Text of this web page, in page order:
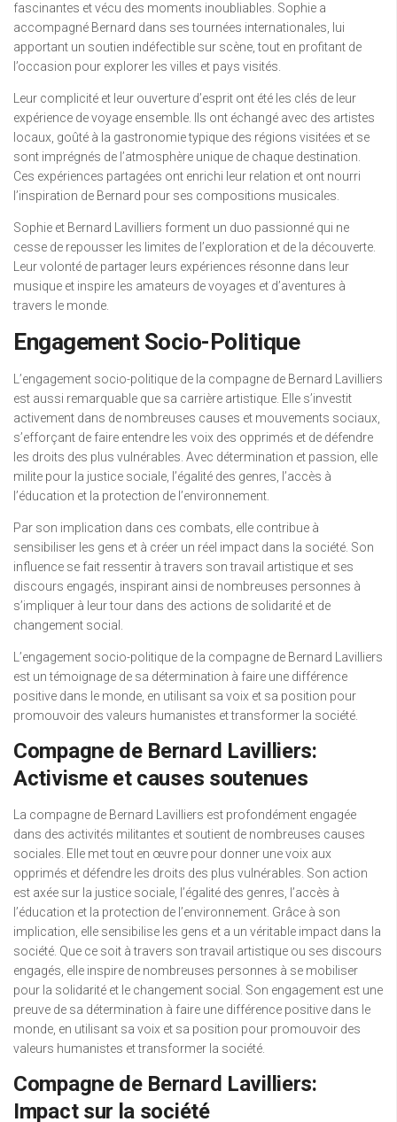
fascinantes et vécu des moments inoubliables. Sophie a
accompagné Bernard dans ses tournées internationales, lui
apportant un soutien indéfectible sur scène, tout en profitant de
l’occasion pour explorer les villes et pays visités.
Leur complicité et leur ouverture d’esprit ont été les clés de leur
expérience de voyage ensemble. Ils ont échangé avec des artistes
locaux, goûté à la gastronomie typique des régions visitées et se
sont imprégnés de l’atmosphère unique de chaque destination.
Ces expériences partagées ont enrichi leur relation et ont nourri
l’inspiration de Bernard pour ses compositions musicales.
Sophie et Bernard Lavilliers forment un duo passionné qui ne
cesse de repousser les limites de l’exploration et de la découverte.
Leur volonté de partager leurs expériences résonne dans leur
musique et inspire les amateurs de voyages et d’aventures à
travers le monde.
Engagement Socio-Politique
L’engagement socio-politique de la compagne de Bernard Lavilliers
est aussi remarquable que sa carrière artistique. Elle s’investit
activement dans de nombreuses causes et mouvements sociaux,
s’efforçant de faire entendre les voix des opprimés et de défendre
les droits des plus vulnérables. Avec détermination et passion, elle
milite pour la justice sociale, l’égalité des genres, l’accès à
l’éducation et la protection de l’environnement.
Par son implication dans ces combats, elle contribue à
sensibiliser les gens et à créer un réel impact dans la société. Son
influence se fait ressentir à travers son travail artistique et ses
discours engagés, inspirant ainsi de nombreuses personnes à
s’impliquer à leur tour dans des actions de solidarité et de
changement social.
L’engagement socio-politique de la compagne de Bernard Lavilliers
est un témoignage de sa détermination à faire une différence
positive dans le monde, en utilisant sa voix et sa position pour
promouvoir des valeurs humanistes et transformer la société.
Compagne de Bernard Lavilliers:
Activisme et causes soutenues
La compagne de Bernard Lavilliers est profondément engagée
dans des activités militantes et soutient de nombreuses causes
sociales. Elle met tout en œuvre pour donner une voix aux
opprimés et défendre les droits des plus vulnérables. Son action
est axée sur la justice sociale, l’égalité des genres, l’accès à
l’éducation et la protection de l’environnement. Grâce à son
implication, elle sensibilise les gens et a un véritable impact dans la
société. Que ce soit à travers son travail artistique ou ses discours
engagés, elle inspire de nombreuses personnes à se mobiliser
pour la solidarité et le changement social. Son engagement est une
preuve de sa détermination à faire une différence positive dans le
monde, en utilisant sa voix et sa position pour promouvoir des
valeurs humanistes et transformer la société.
Compagne de Bernard Lavilliers:
Impact sur la société